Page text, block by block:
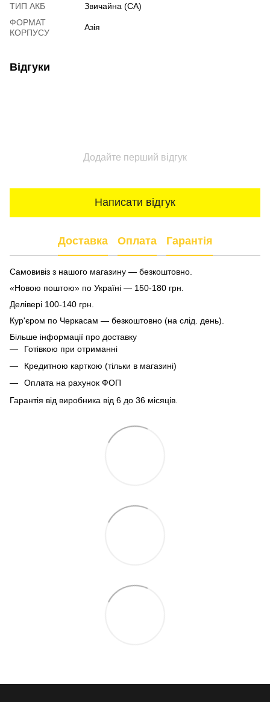
ТИП АКБ
Звичайна (CA)
ФОРМАТ
КОРПУСУ
Азія
Відгуки
Додайте перший відгук
Написати відгук
Доставка Оплата Гарантія
Самовивіз з нашого магазину — безкоштовно.
«Новою поштою» по Україні — 150-180 грн.
Делівері 100-140 грн.
Кур'єром по Черкасам — безкоштовно (на слід. день).
Більше інформації про доставку
Готівкою при отриманні
Кредитною карткою (тільки в магазині)
Оплата на рахунок ФОП
Гарантія від виробника від 6 до 36 місяців.